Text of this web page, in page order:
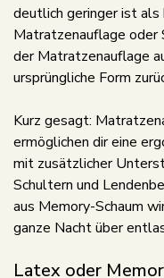
deutlich geringer ist
Matratzenauflage oder
der Matratzenauflage
ursprüngliche Form
Kurz gesagt:
ermöglichen dir eine
mit zusätzlicher
Schultern und
aus Memory-Schaum
ganze Nacht über
Latex oder